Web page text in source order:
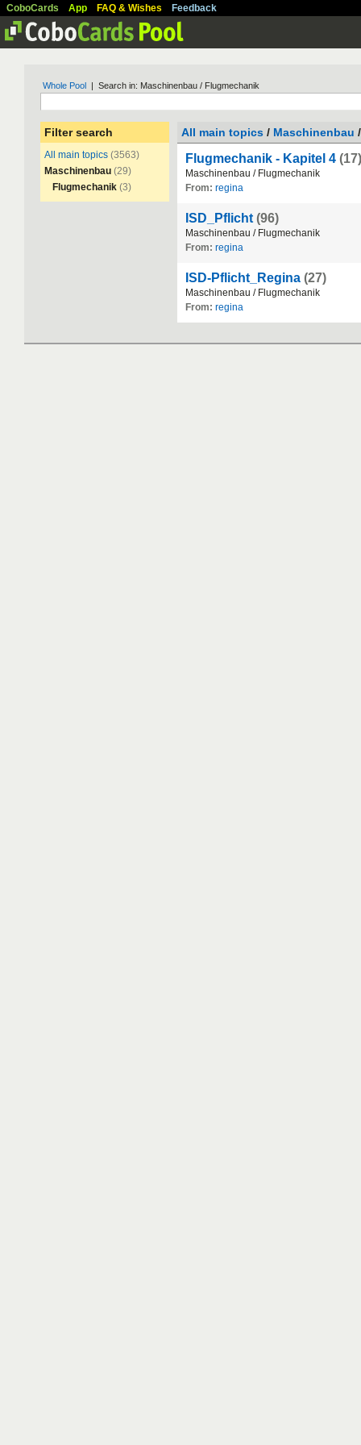
CoboCards App FAQ & Wishes Feedback
Whole Pool | Search in: Maschinenbau / Flugmechanik
Filter search
All main topics (3563)
Maschinenbau (29)
Flugmechanik (3)
All main topics / Maschinenbau
Flugmechanik - Kapitel 4 (17)
Maschinenbau / Flugmechanik
From: regina
ISD_Pflicht (96)
Maschinenbau / Flugmechanik
From: regina
ISD-Pflicht_Regina (27)
Maschinenbau / Flugmechanik
From: regina